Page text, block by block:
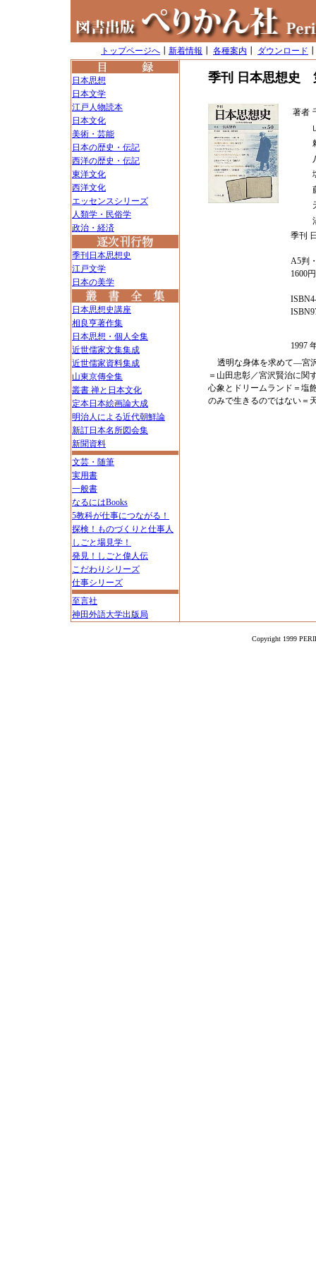
トップページへ 新着情報 各種案内 ダウンロード
日本思想
日本文学
江戸人物読本
日本文化
美術・芸能
日本の歴史・伝記
西洋の歴史・伝記
東洋文化
西洋文化
エッセンスシリーズ
人類学・民俗学
政治・経済
季刊日本思想史
江戸文学
日本の美学
日本思想史講座
相良亨著作集
日本思想・個人全集
近世儒家文集集成
近世儒家資料集成
山東京傳全集
叢書 禅と日本文化
定本日本絵画論大成
明治人による近代朝鮮論
新訂日本名所図会集
新聞資料
文芸・随筆
実用書
一般書
なるにはBooks
5教科が仕事につながる！
探検！ものづくりと仕事人
しごと場見学！
発見！しごと偉人伝
こだわりシリーズ
仕事シリーズ
至言社
神田外語大学出版局
季刊 日本思想史
著者
季刊
A5判
1600
1997
透明な身体を求めて―宮
＝山田忠彰／宮沢賢治に関
心象とドリームランド＝塩
のみで生きるのではない＝
Copyright 1999